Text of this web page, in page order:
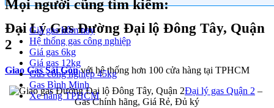
Đại Lý Gas Đường Đại lộ Đông Tây, Quận
2
Giao Gas Sài Gònvới hệ thống hơn 100 cửa hàng tại TPHCM
Đại lý gas Quận 2 –
Gas Chính hãng, Giá Rẻ, Đủ ký
Mọi người cũng tìm kiếm:
Giá gas hôm nay
Hệ thống gas công nghiệp
Giá gas 6kg
Giá gas 12kg
Gas công nghiệp 45kg
Gas Bình Minh
Xe nâng TPHCM